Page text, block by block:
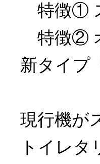
特徴①
特徴②
新タイプ
現行機が
トイレ